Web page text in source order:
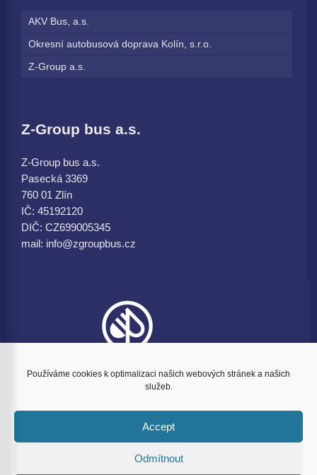
Používáme cookies k optimalizaci našich webových stránek a našich
služeb.
Accept
Odmítnout
AKV Bus, a.s.
Okresní autobusová doprava Kolín, s.r.o.
Z-Group a.s.
Z-Group bus a.s.
Z-Group bus a.s.
Pasecká 3369
760 01 Zlín
IČ: 45192120
DIČ: CZ699005345
mail: info@zgroupbus.cz